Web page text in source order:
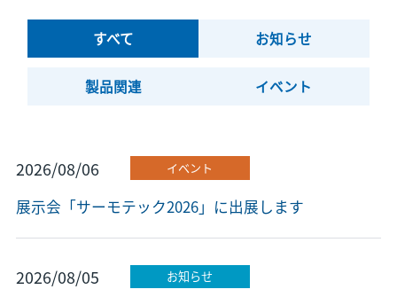
すべて お知らせ
製品関連 イベント
2026/08/06 イベント
展示会「サーモテック2026」に出展します
2026/08/05 お知らせ